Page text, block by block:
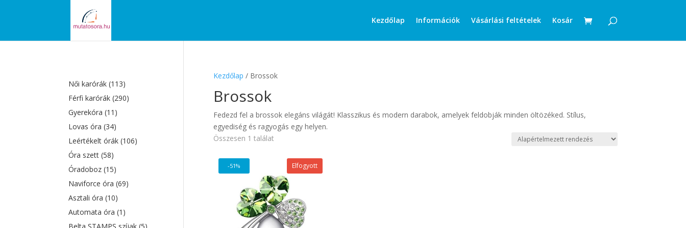
Kezdőlap Információk Vásárlási feltételek Kosár
search
Kezdőlap / Brossok
Brossok
Fedezd fel a brossok elegáns világát! Klasszikus és modern darabok, amelyek feldobják minden öltözéked. Stílus,
egyediség és ragyogás egy helyen.
Összesen 1 találat
-51% Elfogyott
Női karórák(113)
Férfi karórák(290)
Gyerekóra(11)
Lovas óra(34)
Leértékelt órák(106)
Óra szett(58)
Óradoboz(15)
Naviforce óra(69)
Asztali óra(10)
Automata óra(1)